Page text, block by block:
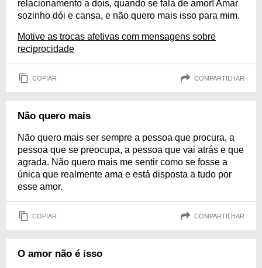
relacionamento a dois, quando se fala de amor! Amar
sozinho dói e cansa, e não quero mais isso para mim.
Motive as trocas afetivas com mensagens sobre
reciprocidade
COPIAR COMPARTILHAR
Não quero mais
Não quero mais ser sempre a pessoa que procura, a
pessoa que se preocupa, a pessoa que vai atrás e que
agrada. Não quero mais me sentir como se fosse a
única que realmente ama e está disposta a tudo por
esse amor.
COPIAR COMPARTILHAR
O amor não é isso